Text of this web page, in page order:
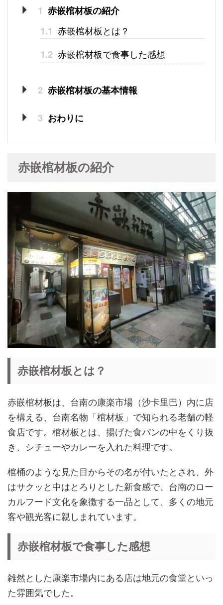
1 赤嵌棺材板の紹介
1.1 赤嵌棺材板とは？
1.2 赤嵌棺材板で食事した感想
2 赤嵌棺材板の基本情報
3 おわりに
赤嵌棺材板の紹介
赤嵌棺材板とは？
赤嵌棺材板は、台南の康楽市場（沙卡里巴）内に店
を構える、台南名物「棺材板」で知られる老舗の軽
食店です。棺材板とは、揚げた食パンの中をくり抜
き、シチューやカレーを入れた料理です。
棺桶のような見た目からその名が付いたとされ、外
はサクッと中はとろりとした新食感で、台南のロー
カルフード文化を象徴する一品として、多くの地元
客や観光客に親しまれています。
赤嵌棺材板で食事した感想
雑然とした康楽市場内にある店は地元の食堂といっ
た雰囲気でした。